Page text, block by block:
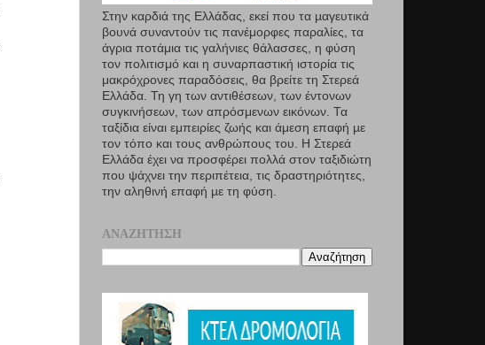
Στην καρδιά της Ελλάδας, εκεί που τα µαγευτικά
βουνά συναντούν τις πανέμορφες παραλίες, τα
άγρια ποτάμια τις γαλήνιες θάλασσες, η φύση
τον πολιτισμό και η συναρπαστική ιστορία τις
μακρόχρονες παραδόσεις, θα βρείτε τη Στερεά
Ελλάδα. Τη γη των αντιθέσεων, των έντονων
συγκινήσεων, των απρόσμενων εικόνων. Τα
ταξίδια είναι εμπειρίες ζωής και άμεση επαφή µε
τον τόπο και τους ανθρώπους του. Η Στερεά
Ελλάδα έχει να προσφέρει πολλά στον ταξιδιώτη
που ψάχνει την περιπέτεια, τις δραστηριότητες,
την αληθινή επαφή µε τη φύση.
ΑΝΑΖΉΤΗΣΗ